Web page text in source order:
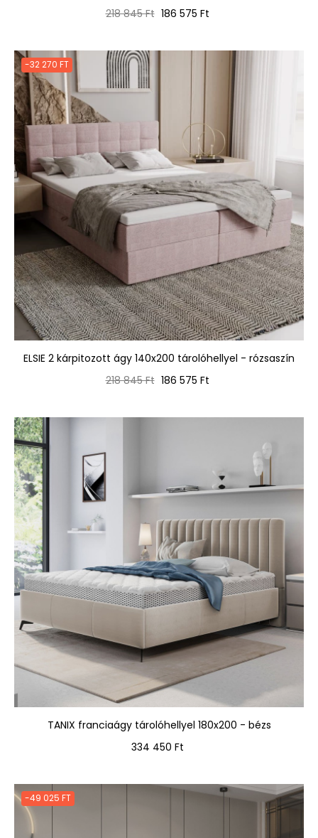
Normál
218 845 Ft Ár
186 575 Ft
-32 270 FT
ELSIE 2 kárpitozott ágy 140x200 tárolóhellyel - rózsaszín
Normál
218 845 Ft Ár
186 575 Ft
TANIX franciaágy tárolóhellyel 180x200 - bézs
Ár
334 450 Ft
-49 025 FT